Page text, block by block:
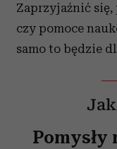
Zaprzyjaźnić się,
czy pomoce
samo to będzie